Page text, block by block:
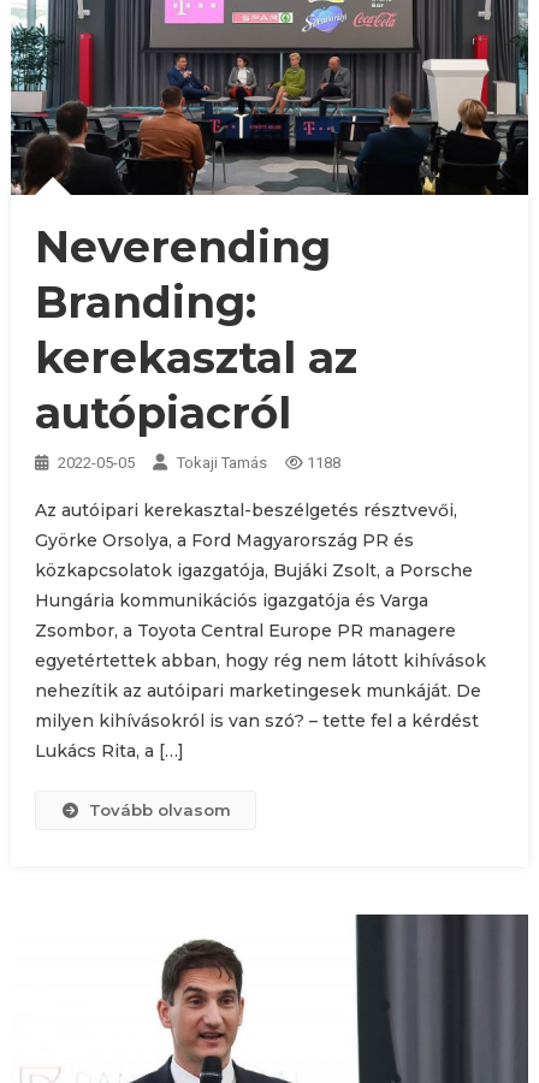
Neverending
Branding:
kerekasztal az
autópiacról
2022-05-05 Tokaji Tamás 1188
Az autóipari kerekasztal-beszélgetés résztvevői,
Györke Orsolya, a Ford Magyarország PR és
közkapcsolatok igazgatója, Bujáki Zsolt, a Porsche
Hungária kommunikációs igazgatója és Varga
Zsombor, a Toyota Central Europe PR managere
egyetértettek abban, hogy rég nem látott kihívások
nehezítik az autóipari marketingesek munkáját. De
milyen kihívásokról is van szó? – tette fel a kérdést
Lukács Rita, a […]
Tovább olvasom